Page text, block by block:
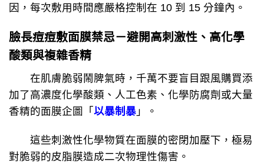
因，每次敷用時間應嚴格控制在 10 到 15 分鐘內。
臉長痘痘敷面膜禁忌－避開高刺激性、高化學
酸類與複雜香精
在肌膚脆弱鬧脾氣時，千萬不要盲目跟風購買添
加了高濃度化學酸類、人工色素、化學防腐劑或大量
香精的面膜企圖「 以暴制暴 」。
這些刺激性化學物質在面膜的密閉加壓下，極易
對脆弱的皮脂膜造成二次物理性傷害。